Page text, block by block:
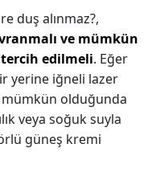
duş alınmaz?,
ve mümkün
tercih edilmeli. Eğer
yerine iğneli lazer
mümkün olduğunda
veya soğuk suyla
güneş kremi